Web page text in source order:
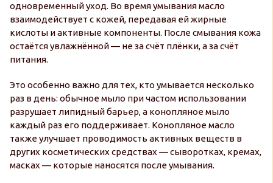
одновременный уход. Во время умывания масло
взаимодействует с кожей, передавая ей жирные
кислоты и активные компоненты. После смывания кожа
остаётся увлажнённой — не за счёт плёнки, а за счёт
питания.
Это особенно важно для тех, кто умывается несколько
раз в день: обычное мыло при частом использовании
разрушает липидный барьер, а конопляное мыло
каждый раз его поддерживает. Конопляное масло
также улучшает проводимость активных веществ в
других косметических средствах — сыворотках, кремах,
масках — которые наносятся после умывания.